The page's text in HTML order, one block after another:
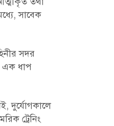
সাবেক
সদর
এক ধাপ
দুর্যোগকালে
ট্রেনিং